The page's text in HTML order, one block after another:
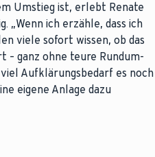
Umstieg ist, erlebt Renate
„Wenn ich erzähle, dass ich
viele sofort wissen, ob das
ganz ohne teure Rundum-
Aufklärungsbedarf es noch
eigene Anlage dazu